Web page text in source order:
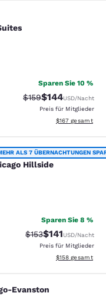
18 Bewertungen
Sparen Sie 10 %
Durchgestrichener
$159Vergünstigter
$144USD/Nacht
Preis für Mitglieder
Geschätzte
$167 gesamt
Hillside
ALS 7 ÜBERNACHTUNGEN
Hillside
188 Bewertungen
Sparen Sie 8 %
Durchgestrichener
$153Vergünstigter
$141USD/Nacht
Preis für Mitglieder
Geschätzte
$158 gesamt
Evanston